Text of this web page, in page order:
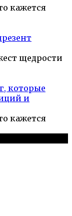
кажется
щедрости
которые
и
кажется